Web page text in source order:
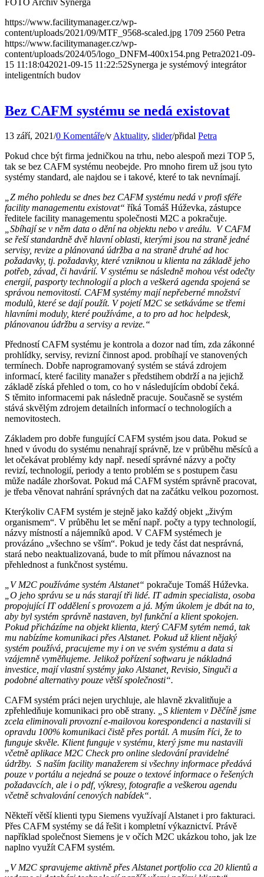
https://www.facilitymanager.cz/wp-
content/uploads/2021/09/MTF_9568-scaled.jpg 1709 2560 Petra
https://www.facilitymanager.cz/wp-
content/uploads/2024/05/logo_DNFM-400x154.png Petra2021-09-
15 11:18:042021-09-15 11:22:52Synerga je systémový integrátor
inteligentních budov
Bez CAFM systému se nedá existovat
13 září, 2021/0 Komentáře/v Aktuality, slider/přidal Petra
Pokud chce být firma jedničkou na trhu, nebo alespoň mezi TOP 5,
tak se bez CAFM systému neobejde. Pro mnoho firem už jsou tyto
systémy standard, ale najdou se i takové, které to tak nevnímají.
„Z mého pohledu se dnes bez CAFM systému nedá v profi sféře
facility managementu existovat“ říká Tomáš Húževka, zástupce
ředitele facility managementu společnosti M2C a pokračuje.
„Sbíhají se v něm data o dění na objektu nebo v areálu. V CAFM
se řeší standardně dvě hlavní oblasti, kterými jsou na straně jedné
servisy, revize a plánovaná údržba a na straně druhé ad hoc
požadavky, tj. požadavky, které vzniknou u klienta na základě jeho
potřeb, závad, či havárií. V systému se následně mohou vést odečty
energií, pasporty technologií a ploch a veškerá agenda spojená se
správou nemovitostí. CAFM systémy mají nepřeberné množství
modulů, které se dají použít. V pojetí M2C se setkáváme se třemi
hlavními moduly, které používáme, a to pro ad hoc helpdesk,
plánovanou údržbu a servisy a revize.“
Předností CAFM systému je kontrola a dozor nad tím, zda zákonné
prohlídky, servisy, revizní činnost apod. probíhají ve stanovených
termínech. Dobře naprogramovaný systém se stává zdrojem
informací, které facility manažer s předstihem obdrží a na jejichž
základě získá přehled o tom, co ho v následujícím období čeká.
S těmito informacemi pak následně pracuje. Současně se systém
stává skvělým zdrojem detailních informací o technologiích a
nemovitostech.
Základem pro dobře fungující CAFM systém jsou data. Pokud se
hned v úvodu do systému nenahrají správně, lze v průběhu měsíců a
let očekávat problémy kdy např. nesedí správné názvy a počty
revizí, technologií, periody a tento problém se s postupem času
může nadále zhoršovat. Pokud má CAFM systém správně pracovat,
je třeba věnovat nahrání správných dat na začátku velkou pozornost.
Kterýkoliv CAFM systém je stejně jako každý objekt „živým
organismem“. V průběhu let se mění např. počty a typy technologií,
názvy místností a nájemníků apod. V CAFM systémech je
provázáno „všechno se vším“. Pokud je tedy část dat nesprávná,
stará nebo neaktualizovaná, bude to mít přímou návaznost na
přehlednost a funkčnost systému.
„V M2C používáme systém Alstanet“ pokračuje Tomáš Húževka.
„O jeho správu se u nás starají tři lidé. IT admin specialista, osoba
propojující IT oddělení s provozem a já. Mým úkolem je dbát na to,
aby byl systém správně nastaven, byl funkční a klient spokojen.
Pokud přicházíme na objekt klienta, který CAFM sytém nemá, tak
mu nabízíme komunikaci přes Alstanet. Pokud už klient nějaký
systém používá, pracujeme my i on ve svém systému a data si
vzájemně vyměňujeme. Jelikož pořízení softwaru je nákladná
investice, mají vlastní systémy jako Alstanet, Revisio, Singuči a
podobné alternativy pouze větší společnosti“.
CAFM systém práci nejen urychluje, ale hlavně zkvalitňuje a
zpřehledňuje komunikaci pro obě strany.
„S klientem v Děčíně jsme
zcela eliminovali provozní e-mailovou korespondenci a nastavili si
opravdu 100% komunikaci čistě přes portál. A musím říci, že to
funguje skvěle. Klient funguje v systému, který jsme mu nastavili
včetně aplikace M2C Check pro online sledování pravidelné
údržby. S naším facility manažerem si všechny informace předává
pouze v portálu a nejedná se pouze o textové informace o řešených
požadavcích, ale i o pdf, výkresy, fotografie a veškerou agendu
včetně schvalování cenových nabídek“.
Někteří větší klienti typu Siemens využívají Alstanet i pro fakturaci.
Přes CAFM systémy se dá řešit i kompletní výkaznictví. Právě
například společnost Siemens je v očích M2C ukázkou toho, jak lze
naplno využít CAFM systém.
„V M2C spravujeme aktivně přes Alstanet portfolio cca 20 klientů a